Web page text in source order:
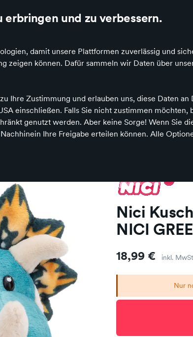
und zu verbessern.
damit unsere Plattformen zuverlässig und
zeigen können. Dafür sammeln wir Daten über
Ihre Zustimmung und erlauben uns, diese Daten
einschließen. Falls Sie nicht zustimmen
genutzt werden. Aber keine Sorge! Wenn Sie
Ihre Freigabe erteilen können. Alle
Kuscheltiere Lokales Angebote
Nici
NICI
Preis
18,99 € inkl.
Nur